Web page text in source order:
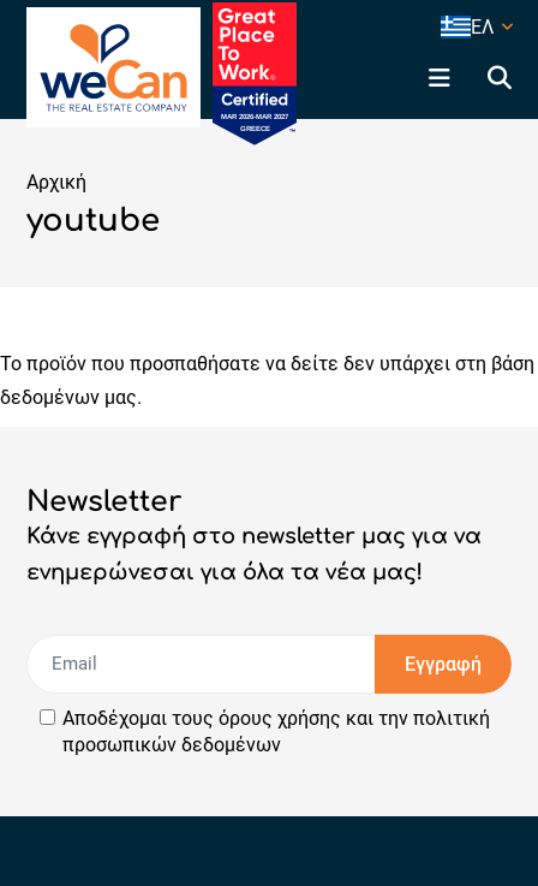
ΕΛ
Αρχική
youtube
Το προϊόν που προσπαθήσατε να δείτε δεν υπάρχει στη βάση
δεδομένων μας.
Newsletter
Κάνε εγγραφή στο newsletter μας για να
ενημερώνεσαι για όλα τα νέα μας!
Εγγραφή
Αποδέχομαι τουςόρους χρήσης και τηνπολιτική
προσωπικών δεδομένων